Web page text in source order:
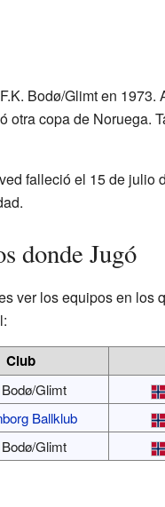
Bodø/Glimt en
copa de Noruega.
falleció el 15 de julio
donde Jugó
ver los equipos en los
Club
Bodø/Glimt
Ballklub
Bodø/Glimt